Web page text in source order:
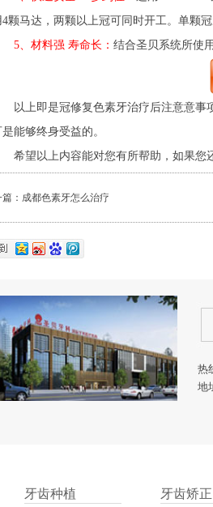
4颗马达，两颗以上冠可同时开工。单颗
5、材料强 寿命长： 结合圣贝系统所使
上即是冠修复色素牙治疗后注意意事项
能够终身受益的。
望以上内容能对您有所帮助，如果您还
： 成都色素牙怎么治疗
热
地
牙齿种植 牙齿矫正